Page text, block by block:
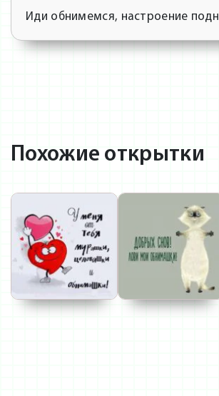
Иди обнимемся, настроение
Похожие открытки